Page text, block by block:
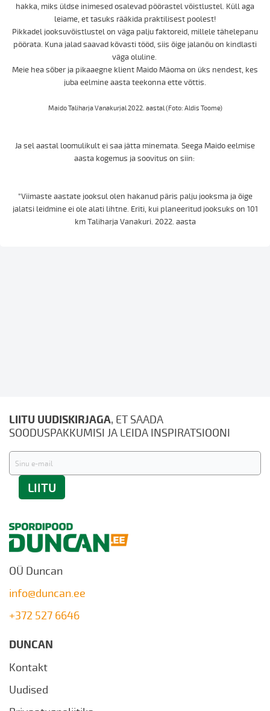
hakka, miks üldse inimesed osalevad pöörastel võistlustel. Küll aga
leiame, et tasuks rääkida praktilisest poolest!
Pikkadel jooksuvõistlustel on väga palju faktoreid, millele tähelepanu
pöörata. Kuna jalad saavad kõvasti tööd, siis õige jalanõu on kindlasti
väga oluline.
Meie hea sõber ja pikaaegne klient Maido Mäoma on üks nendest, kes
juba eelmine aasta teekonna ette võttis.
Maido Taliharja Vanakurjal 2022. aastal (Foto: Aldis Toome)
Ja sel aastal loomulikult ei saa jätta minemata. Seega Maido eelmise
aasta kogemus ja soovitus on siin:
"Viimaste aastate jooksul olen hakanud päris palju jooksma ja õige
jalatsi leidmine ei ole alati lihtne. Eriti, kui planeeritud jooksuks on 101
km Taliharja Vanakuri. 2022. aasta
LIITU UUDISKIRJAGA, ET SAADA
SOODUSPAKKUMISI JA LEIDA INSPIRATSIOONI
Liitu
uudiskirjaga:
LIITU
OÜ Duncan
info@duncan.ee
+372 527 6646
DUNCAN
Kontakt
Uudised